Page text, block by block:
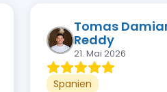
Tomas
Reddy
21. Mai 2026
Spanien